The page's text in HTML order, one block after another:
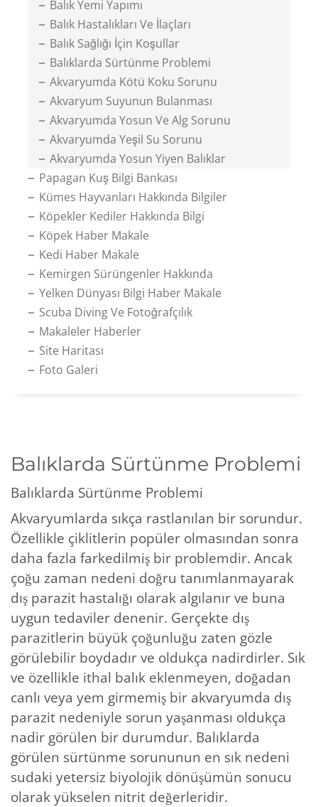
Balık Yemi Yapımı
Balık Hastalıkları Ve İlaçları
Balık Sağlığı İçin Koşullar
Balıklarda Sürtünme Problemi
Akvaryumda Kötü Koku Sorunu
Akvaryum Suyunun Bulanması
Akvaryumda Yosun Ve Alg Sorunu
Akvaryumda Yeşil Su Sorunu
Akvaryumda Yosun Yiyen Balıklar
Papagan Kuş Bilgi Bankası
Kümes Hayvanları Hakkında Bilgiler
Köpekler Kediler Hakkında Bilgi
Köpek Haber Makale
Kedi Haber Makale
Kemirgen Sürüngenler Hakkında
Yelken Dünyası Bilgi Haber Makale
Scuba Diving Ve Fotoğrafçılık
Makaleler Haberler
Site Haritası
Foto Galeri
Balıklarda Sürtünme Problemi
Balıklarda Sürtünme Problemi
Akvaryumlarda sıkça rastlanılan bir sorundur.
Özellikle çiklitlerin popüler olmasından sonra
daha fazla farkedilmiş bir problemdir. Ancak
çoğu zaman nedeni doğru tanımlanmayarak
dış parazit hastalığı olarak algılanır ve buna
uygun tedaviler denenir. Gerçekte dış
parazitlerin büyük çoğunluğu zaten gözle
görülebilir boydadır ve oldukça nadirdirler. Sık
ve özellikle ithal balık eklenmeyen, doğadan
canlı veya yem girmemiş bir akvaryumda dış
parazit nedeniyle sorun yaşanması oldukça
nadir görülen bir durumdur. Balıklarda
görülen sürtünme sorununun en sık nedeni
sudaki yetersiz biyolojik dönüşümün sonucu
olarak yükselen nitrit değerleridir.